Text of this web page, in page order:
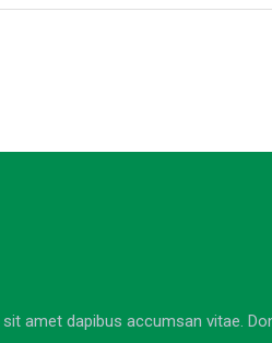
amet dapibus accumsan vitae.